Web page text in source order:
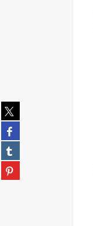
Partager
sur
twitter
(Nouvelle
fenêtre)
Partager
sur
facebook
(Nouvelle
fenêtre)
Partager
sur
tumblr
Partager
sur